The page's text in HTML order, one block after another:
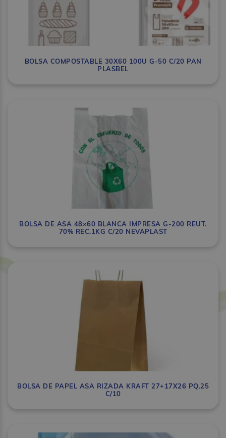
BOLSA COMPOSTABLE 30X60 100U G-50 C/20 PAN
PLASBEL
BOLSA DE ASA 48×60 BLANCA IMPRESA G-200 REUT.
70% REC.1KG C/20 NEVAPLAST
BOLSA DE PAPEL ASA RIZADA KRAFT 27+17X26 PQ.25
C/10